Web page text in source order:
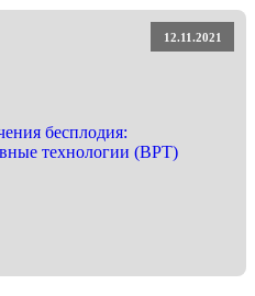
12.11.2021